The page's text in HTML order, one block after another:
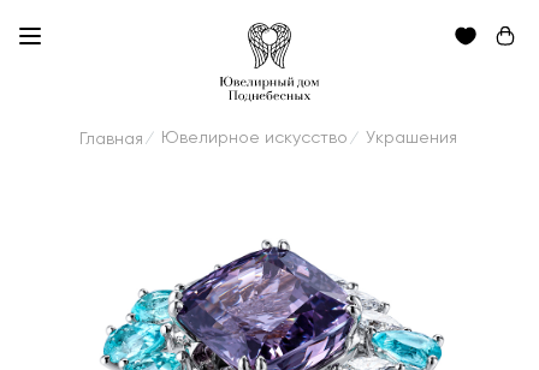
Главная / Ювелирное искусство / Украшения